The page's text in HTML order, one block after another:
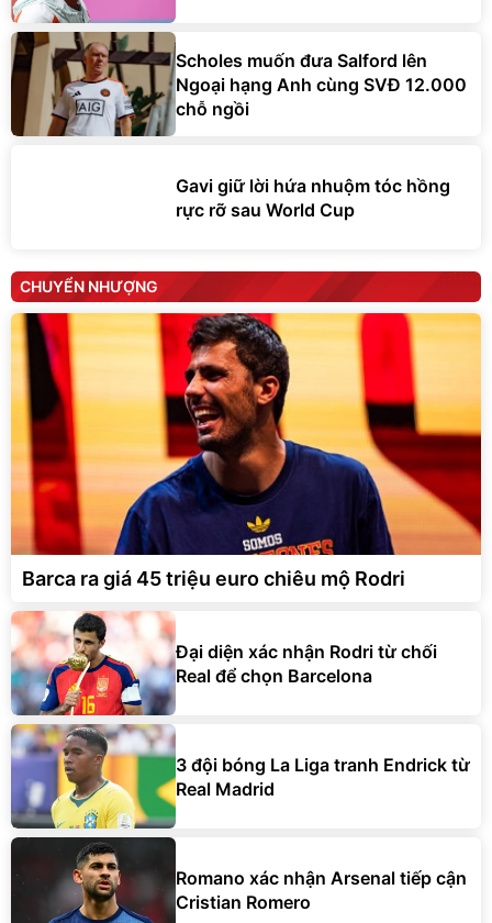
Scholes muốn đưa Salford lên
Ngoại hạng Anh cùng SVĐ 12.000
chỗ ngồi
Gavi giữ lời hứa nhuộm tóc hồng
rực rỡ sau World Cup
CHUYỂN NHƯỢNG
Barca ra giá 45 triệu euro chiêu mộ Rodri
Đại diện xác nhận Rodri từ chối
Real để chọn Barcelona
3 đội bóng La Liga tranh Endrick từ
Real Madrid
Romano xác nhận Arsenal tiếp cận
Cristian Romero